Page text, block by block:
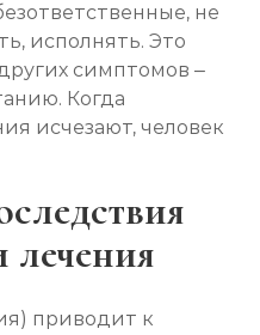
не
исполнять. Это
симптомов –
Когда
исчезают, человек
лечения
приводит к